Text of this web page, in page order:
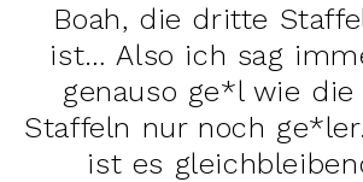
Boah, die dritte
ist… Also ich sag
genauso ge*l wie die
Staffeln nur noch
ist es